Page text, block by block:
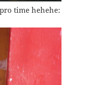
time hehehe: